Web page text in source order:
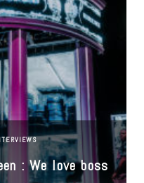
: We love boss